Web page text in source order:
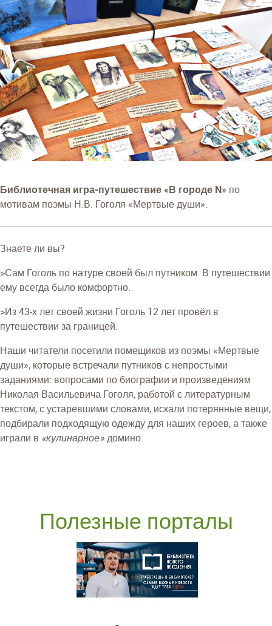
Библиотечная игра-путешествие «В городе N» по
мотивам поэмы Н.В. Гоголя «Мертвые души».
Знаете ли вы?
>Сам Гоголь по натуре сво­ей был путником. В путешествии
ему всегда было комфортно.
>Из 43-х лет своей жизни Гоголь 12 лет провёл в
путешествии за границей.
Наши читатели посетили помещиков из поэмы «Мертвые
души», которые встречали путников с непростыми
заданиями: вопросами по биографии и произведениям
Николая Васильевича Гоголя, работой с литературным
текстом, с устаревшими словами, искали потерянные вещи,
подбирали подходящую одежду для наших героев, а также
играли в «кулинарное» домино.
Полезные порталы